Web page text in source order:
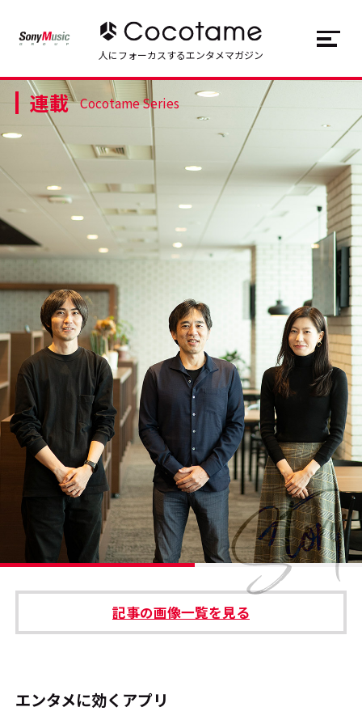
トップ Top
記事一覧 Articles
連載一覧
Cocotameとは About
#エンタメ業界のちょっといい話
#サステナブルな取り組み #スタッフが語る
#リクルート
運営会社 プライバシーポリシー
本サイトご利用にあたって Cookie Settings
JP EN
人にフォーカスするエンタメマガジン
連載 Cocotame Series
記事の画像一覧を見る
エンタメに効くアプリ